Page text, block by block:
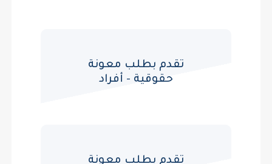
تقدم بطلب معونة
حقوقية - أفراد
تقدم بطلب معونة